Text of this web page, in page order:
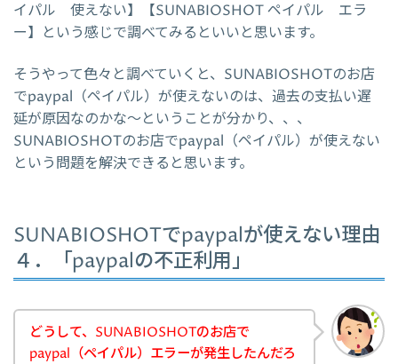
イパル 使えない】【SUNABIOSHOT ペイパル エラ
ー】という感じで調べてみるといいと思います。
そうやって色々と調べていくと、SUNABIOSHOTのお店
でpaypal（ペイパル）が使えないのは、過去の支払い遅
延が原因なのかな～ということが分かり、、、
SUNABIOSHOTのお店でpaypal（ペイパル）が使えない
という問題を解決できると思います。
SUNABIOSHOTでpaypalが使えない理由
４．「paypalの不正利用」
どうして、SUNABIOSHOTのお店で
paypal（ペイパル）エラーが発生したんだろ